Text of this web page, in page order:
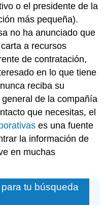
o el presidente de la
más pequeña).
no ha anunciado que
a recursos
de contratación,
en lo que tiene
reciba su
de la compañía
que necesitas, el
es una fuente
la información de
en muchas
tu búsqueda